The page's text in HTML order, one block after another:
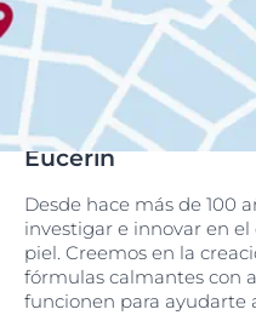
Eucerin
Desde hace más de 100
investigar e innovar en
piel. Creemos en la
fórmulas calmantes con
funcionen para ayudarte